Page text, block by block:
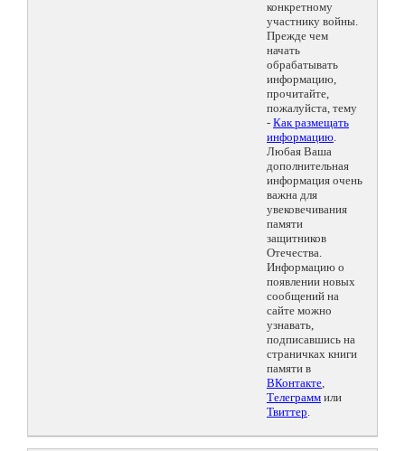
конкретному
участнику войны.
Прежде чем
начать
обрабатывать
информацию,
прочитайте,
пожалуйста, тему
- Как размещать
информацию.
Любая Ваша
дополнительная
информация очень
важна для
увековечивания
памяти
защитников
Отечества.
Информацию о
появлении новых
сообщений на
сайте можно
узнавать,
подписавшись на
страничках книги
памяти в
ВКонтакте,
Телеграмм или
Твиттер.